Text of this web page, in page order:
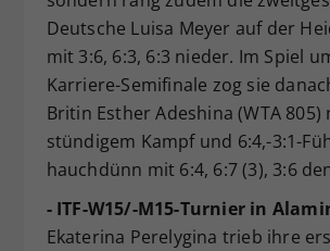
Deutsche Luisa Meyer auf der
mit 3:6, 6:3, 6:3 nieder. Im Spiel
Karriere-Semifinale zog sie
Britin Esther Adeshina (WTA 805)
stündigem Kampf und 6:4,-3:1-
hauchdünn mit 6:4, 6:7 (3), 3:6
- ITF-W15/-M15-Turnier in
Ekaterina Perelygina trieb ihre